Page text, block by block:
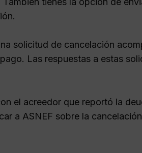
solicitud de cancelación
Las respuestas a estas
el acreedor que reportó la
a ASNEF sobre la